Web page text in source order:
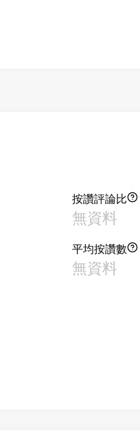
按讚評論比
無資料
平均按讚數
無資料